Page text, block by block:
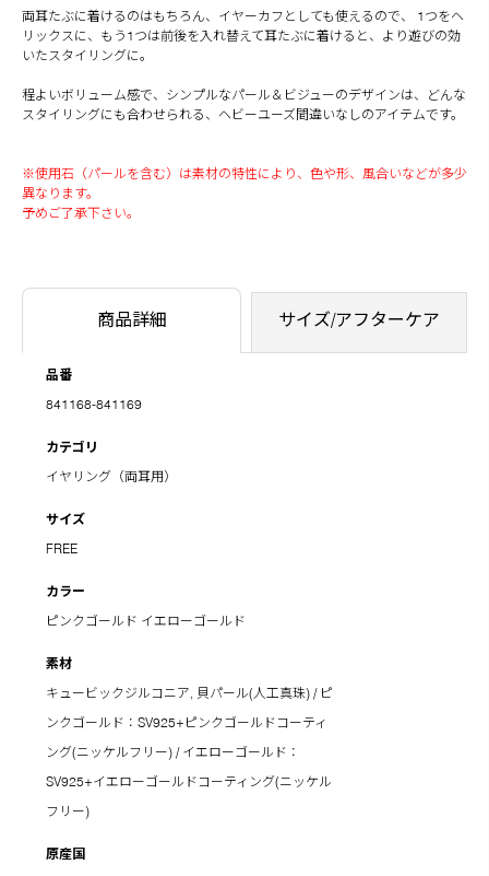
両耳たぶに着けるのはもちろん、イヤーカフとしても使えるので、 1つをヘ
リックスに、もう1つは前後を入れ替えて耳たぶに着けると、より遊びの効
いたスタイリングに。
程よいボリューム感で、シンプルなパール＆ビジューのデザインは、どんな
スタイリングにも合わせられる、ヘビーユーズ間違いなしのアイテムです。
※使用石（パールを含む）は素材の特性により、色や形、風合いなどが多少
異なります。
予めご了承下さい。
商品詳細 サイズ/アフターケア
品番
841168-841169
カテゴリ
イヤリング（両耳用）
サイズ
FREE
カラー
ピンクゴールド イエローゴールド
素材
キュービックジルコニア, 貝パール(人工真珠) / ピ
ンクゴールド：SV925+ピンクゴールドコーティ
ング(ニッケルフリー) / イエローゴールド：
SV925+イエローゴールドコーティング(ニッケル
フリー)
原産国